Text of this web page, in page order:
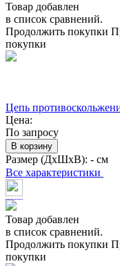
Товар добавлен
в список сравнений.
Продолжить покупки
покупки
Цепь
Цена:
По запросу
В корзину
Размер (ДхШхВ): - см
Все характеристики
Товар добавлен
в список сравнений.
Продолжить покупки
покупки